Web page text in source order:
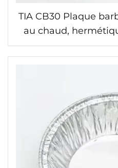
TIA CB30 Plaque
au chaud,
hautes
au